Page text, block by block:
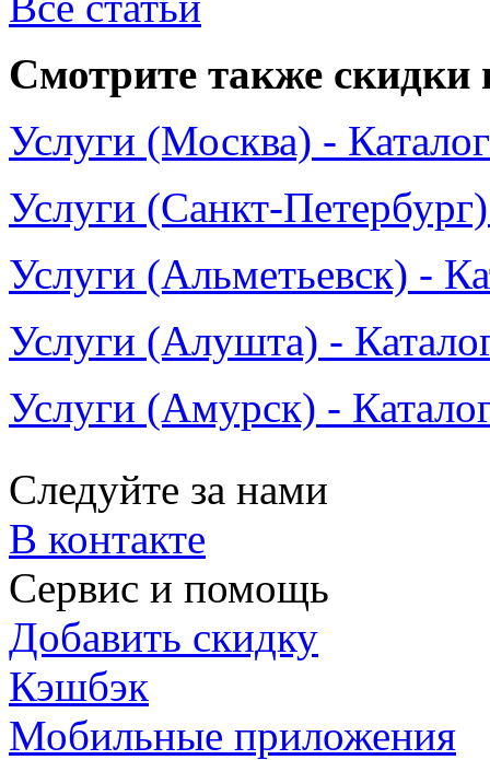
Смотрите также скидки
Услуги (Москва) -
Услуги (Санкт-
Услуги (Альметьевск) -
Услуги (Алушта) -
Услуги (Амурск) -
Следуйте за нами
В контакте
Сервис и помощь
Добавить скидку
Кэшбэк
Мобильные приложения